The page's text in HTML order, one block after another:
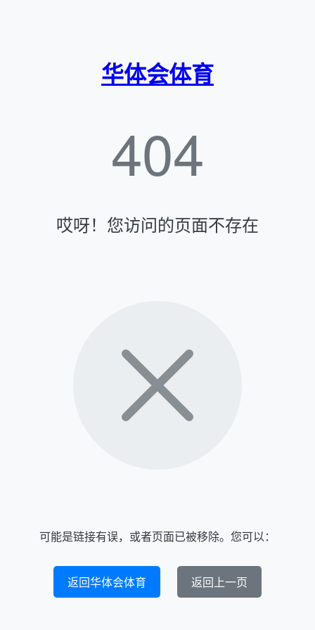
华体会体育
404
哎呀！您访问的页面不存在
可能是链接有误，或者页面已被移除。您可以：
返回华体会体育 返回上一页